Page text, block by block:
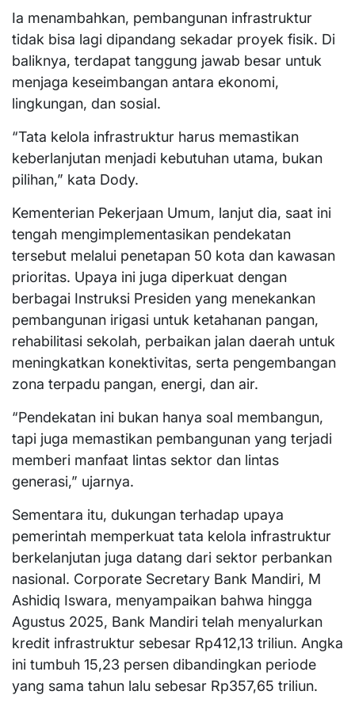
Ia menambahkan, pembangunan infrastruktur
tidak bisa lagi dipandang sekadar proyek fisik. Di
baliknya, terdapat tanggung jawab besar untuk
menjaga keseimbangan antara ekonomi,
lingkungan, dan sosial.
“Tata kelola infrastruktur harus memastikan
keberlanjutan menjadi kebutuhan utama, bukan
pilihan,” kata Dody.
Kementerian Pekerjaan Umum, lanjut dia, saat ini
tengah mengimplementasikan pendekatan
tersebut melalui penetapan 50 kota dan kawasan
prioritas. Upaya ini juga diperkuat dengan
berbagai Instruksi Presiden yang menekankan
pembangunan irigasi untuk ketahanan pangan,
rehabilitasi sekolah, perbaikan jalan daerah untuk
meningkatkan konektivitas, serta pengembangan
zona terpadu pangan, energi, dan air.
“Pendekatan ini bukan hanya soal membangun,
tapi juga memastikan pembangunan yang terjadi
memberi manfaat lintas sektor dan lintas
generasi,” ujarnya.
Sementara itu, dukungan terhadap upaya
pemerintah memperkuat tata kelola infrastruktur
berkelanjutan juga datang dari sektor perbankan
nasional. Corporate Secretary Bank Mandiri, M
Ashidiq Iswara, menyampaikan bahwa hingga
Agustus 2025, Bank Mandiri telah menyalurkan
kredit infrastruktur sebesar Rp412,13 triliun. Angka
ini tumbuh 15,23 persen dibandingkan periode
yang sama tahun lalu sebesar Rp357,65 triliun.